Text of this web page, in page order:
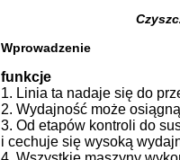
Wprowadzenie
funkcje
1. Linia ta nadaje się do
2. Wydajność może
3. Od etapów kontroli do
i cechuje się wysoką